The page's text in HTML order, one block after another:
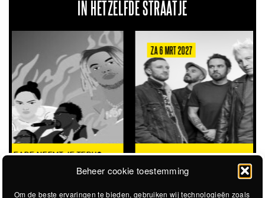
Beheer cookie toestemming
Om de beste ervaringen te bieden, gebruiken wij technologieën zoals
IN HETZELFDE STRAATJE